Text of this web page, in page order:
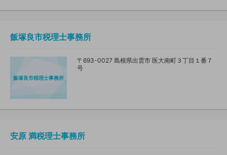
飯塚良市税理士事務所
飯塚良市税理士事務所
〒693-0027 島根県出雲市 医大南町３丁目１番７
号
安原 満税理士事務所